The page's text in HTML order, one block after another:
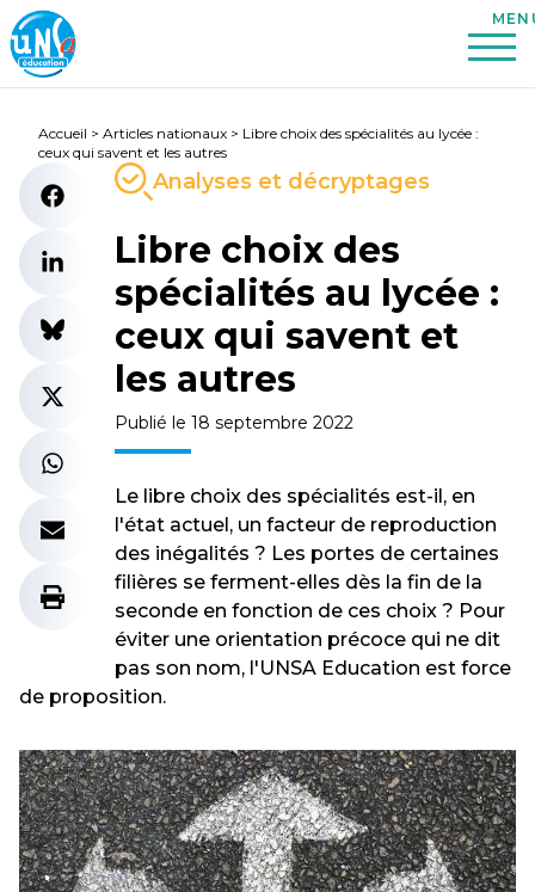
Accueil > Articles nationaux > Libre choix des spécialités au lycée :
ceux qui savent et les autres
Analyses et décryptages
Libre choix des
spécialités au lycée :
ceux qui savent et
les autres
Publié le 18 septembre 2022
Le libre choix des spécialités est-il, en
l'état actuel, un facteur de reproduction
des inégalités ? Les portes de certaines
filières se ferment-elles dès la fin de la
seconde en fonction de ces choix ? Pour
éviter une orientation précoce qui ne dit
pas son nom, l'UNSA Education est force
de proposition.